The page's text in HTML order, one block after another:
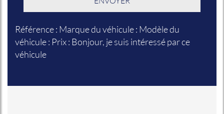
Référence : Marque du véhicule : Modèle du
véhicule : Prix : Bonjour, je suis intéressé par ce
véhicule